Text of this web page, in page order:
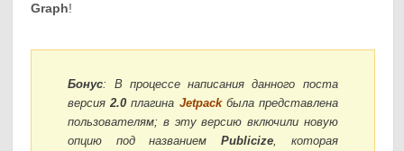
Graph!
Бонус: В процессе написания данного поста
версия2.0 плагина Jetpackбыла представлена
пользователям; в эту версию включили новую
опцию под названиемPublicize , которая